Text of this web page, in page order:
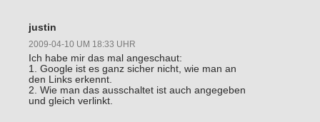
justin
2009-04-10 UM 18:33 UHR
Ich habe mir das mal angeschaut:
1. Google ist es ganz sicher nicht, wie man an
den Links erkennt.
2. Wie man das ausschaltet ist auch angegeben
und gleich verlinkt.